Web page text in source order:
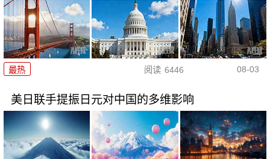
最热 阅读 6446 08-03
美日联手提振日元对中国的多维影响